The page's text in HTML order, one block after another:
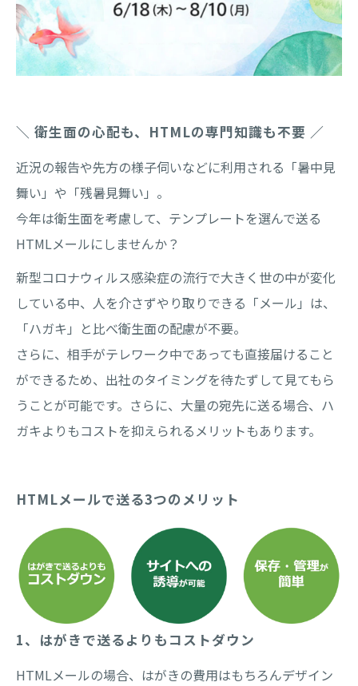
＼ 衛生面の心配も、HTMLの専門知識も不要 ／
近況の報告や先方の様子伺いなどに利用される「暑中見
舞い」や「残暑見舞い」。
今年は衛生面を考慮して、テンプレートを選んで送る
HTMLメールにしませんか？
新型コロナウィルス感染症の流行で大きく世の中が変化
している中、人を介さずやり取りできる「メール」は、
「ハガキ」と比べ衛生面の配慮が不要。
さらに、相手がテレワーク中であっても直接届けること
ができるため、出社のタイミングを待たずして見てもら
うことが可能です。さらに、大量の宛先に送る場合、ハ
ガキよりもコストを抑えられるメリットもあります。
HTMLメールで送る3つのメリット
1、はがきで送るよりもコストダウン
HTMLメールの場合、はがきの費用はもちろんデザイン